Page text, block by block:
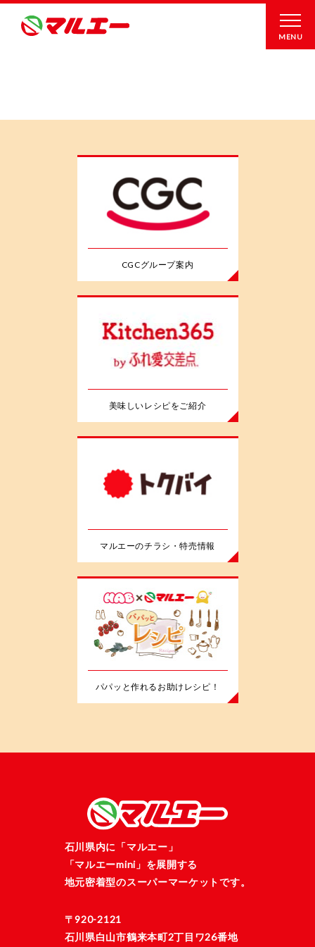
MENU
CGCグループ案内
美味しいレシピをご紹介
マルエーのチラシ・特売情報
パパッと作れるお助けレシピ！
石川県内に「マルエー」
「マルエーmini」を展開する
地元密着型のスーパーマーケットです。
〒920-2121
石川県白山市鶴来本町2丁目ワ26番地